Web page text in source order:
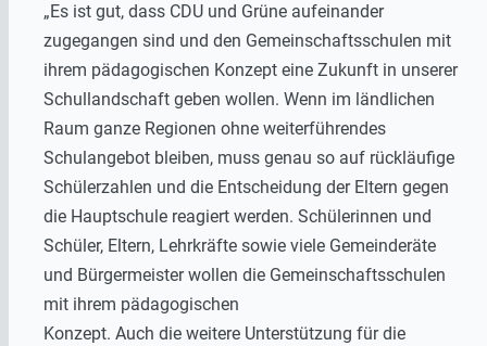
„Es ist gut, dass CDU und Grüne aufeinander
zugegangen sind und den Gemeinschaftsschulen mit
ihrem pädagogischen Konzept eine Zukunft in unserer
Schullandschaft geben wollen. Wenn im ländlichen
Raum ganze Regionen ohne weiterführendes
Schulangebot bleiben, muss genau so auf rückläufige
Schülerzahlen und die Entscheidung der Eltern gegen
die Hauptschule reagiert werden. Schülerinnen und
Schüler, Eltern, Lehrkräfte sowie viele Gemeinderäte
und Bürgermeister wollen die Gemeinschaftsschulen
mit ihrem pädagogischen
Konzept. Auch die weitere Unterstützung für die